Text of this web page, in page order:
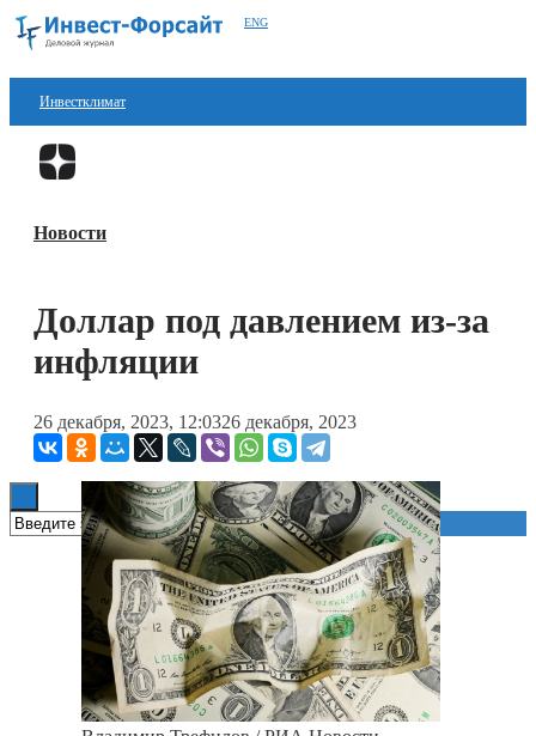
ENG
Инвестклимат
Финансы
Блокчейн
Технологии
Книги
Новости
Доллар под давлением из-за
инфляции
26 декабря, 2023, 12:0326 декабря, 2023